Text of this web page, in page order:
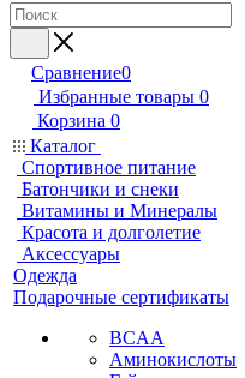
Сравнение0
Избранные товары 0
Корзина 0
Каталог
Спортивное питание
Батончики и снеки
Витамины и Минералы
Красота и долголетие
Аксессуары
Одежда
Подарочные сертификаты
BCAA
Аминокислоты